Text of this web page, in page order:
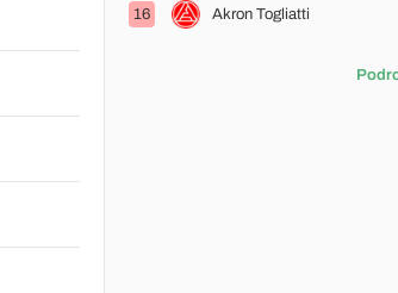
16 Akron Togliatti